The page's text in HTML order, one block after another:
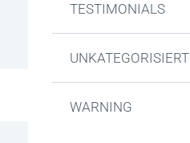
TESTIMONIALS
UNKATEGORISIERT
WARNING